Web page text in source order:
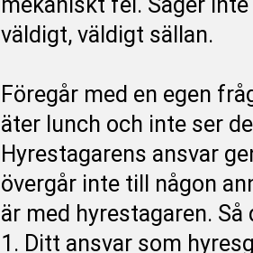
väldigt, väldigt sällan.
Föregår med en egen
äter lunch och inte ser
Hyrestagarens ansvar
övergår inte till någon
är med hyrestagaren.
1. Ditt ansvar som